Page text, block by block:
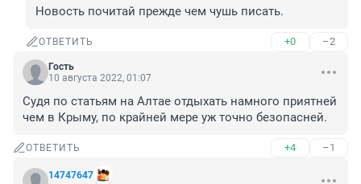
Новость почитай прежде чем чушь писать.
ОТВЕТИТЬ +0 –2
Гость
10 августа 2022, 01:07
Судя по статьям на Алтае отдыхать намного приятней
чем в Крыму, по крайней мере уж точно безопасней.
ОТВЕТИТЬ +4 –1
14747647